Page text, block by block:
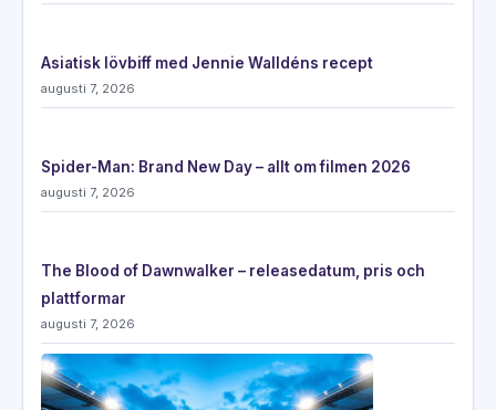
Asiatisk lövbiff med Jennie Walldéns recept
augusti 7, 2026
Spider-Man: Brand New Day – allt om filmen 2026
augusti 7, 2026
The Blood of Dawnwalker – releasedatum, pris och
plattformar
augusti 7, 2026